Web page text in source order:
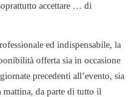
accettare … di
ed indispensabile, la
offerta sia in occasione
precedenti all’evento, sia
mattina, da parte di tutto il